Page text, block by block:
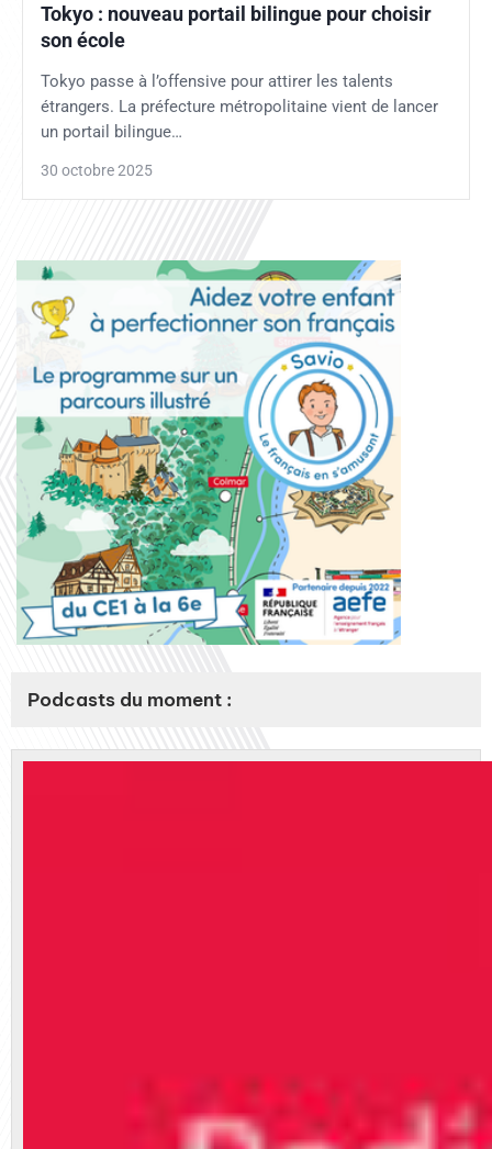
Tokyo : nouveau portail bilingue pour choisir
son école
Tokyo passe à l’offensive pour attirer les talents
étrangers. La préfecture métropolitaine vient de lancer
un portail bilingue…
30 octobre 2025
Podcasts du moment :